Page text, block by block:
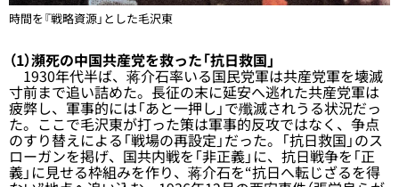
時間を『戦略資源」とした毛沢東
（1）瀕死の中国共産党を救った「抗日救国」
1930年代半ば、蒋介石率いる国民党軍は共産党軍を壊滅
寸前まで追い詰めた。長征の末に延安へ逃れた共産党軍は
疲弊し、軍事的には「あと一押し」で殲滅されうる状況だっ
た。ここで毛沢東が打った策は軍事的反攻ではなく、争点
のすり替えによる「戦場の再設定」だった。「抗日救国」のス
ローガンを掲げ、国共内戦を「非正義」に、抗日戦争を「正
義」に見せる枠組みを作り、蒋介石を“抗日へ転じざるを得